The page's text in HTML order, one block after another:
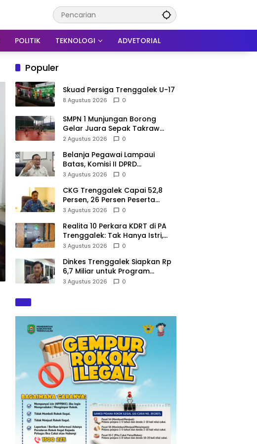
POLITIK TEKNOLOGI ADVETORIAL
Populer
Skuad Persiga Trenggalek U-17
8 Agustus 2026 0
SMPN 1 Munjungan Borong
Gelar Juara Sepak Takraw
PHBN Trenggalek 2026, Jadi
2 Agustus 2026 0
Belanja Pegawai Lampaui
Batas, Komisi II DPRD
Trenggalek Nilai Pemda Salah
3 Agustus 2026 0
CKG Trenggalek Capai 52,8
Persen, 26 Persen Peserta
Berpotensi Alami Masalah
3 Agustus 2026 0
Realita 10 Perkara KDRT di PA
Trenggalek: Tak Hanya Istri,
Suami Juga Jadi Korban
3 Agustus 2026 0
Dinkes Trenggalek Siapkan Rp
6,7 Miliar untuk Program
Kesehatan Masyarakat di 2027
3 Agustus 2026 0